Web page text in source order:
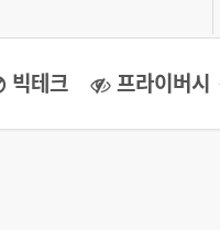
빅테크 프라이버시